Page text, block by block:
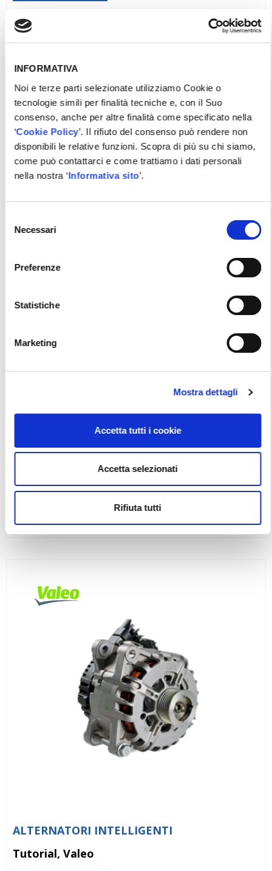
INFORMATIVA
Noi e terze parti selezionate utilizziamo Cookie o
tecnologie simili per finalità tecniche e, con il Suo
consenso, anche per altre finalità come specificato nella
‘Cookie Policy’. Il rifiuto del consenso può rendere non
disponibili le relative funzioni. Scopra di più su chi siamo,
come può contattarci e come trattiamo i dati personali
nella nostra ‘Informativa sito’.
delNecessari
Preferenze
Statistiche
Marketing
Mostra dettagli
Accetta tutti i cookie
Accetta selezionati
Rifiuta tutti
Tutorial, Valeo
Vai alla scheda
PRINCIPI DI FUNZIONAMENTO BOSCH
ESI[TRONIC] 2.0 ONLINE
Tutorial, Bosch
ALTERNATORI INTELLIGENTI
Tutorial, Valeo